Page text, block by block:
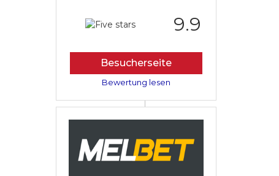
9.9
Besucherseite
Bewertung lesen